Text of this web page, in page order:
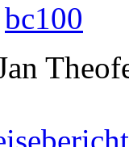
bc100